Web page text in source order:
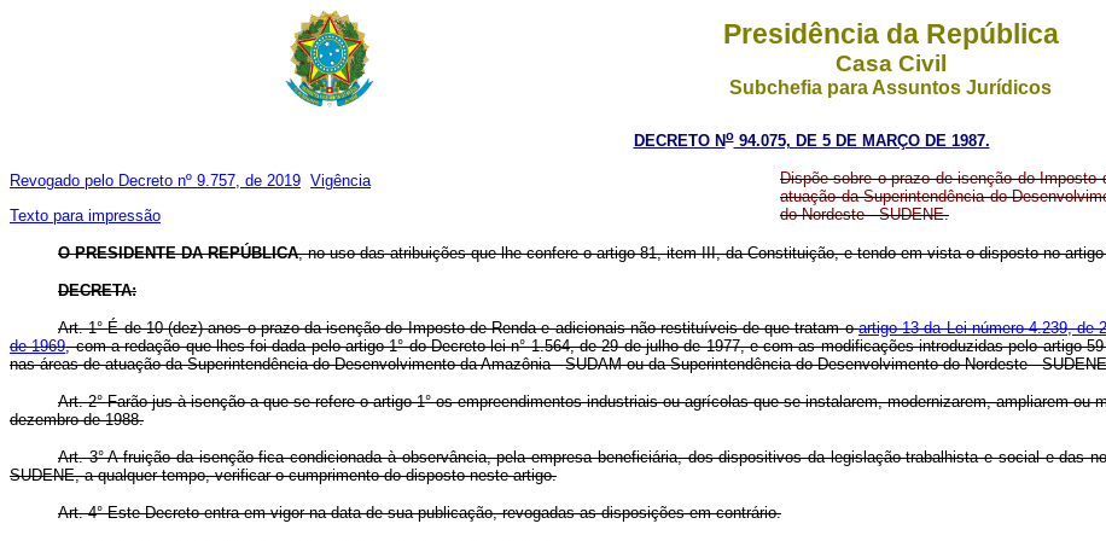
Presidência da República
Casa Civil
Subchefia para Assuntos Jurídicos
DECRETO No94.075, DE 5 DE MARÇO DE 1987.
Revogado pelo Decreto nº 9.757, de 2019 Vigência
Texto para impressão
Dispõe sobre o prazo de isenção do
atuação da Superintendência do
do Nordeste - SUDENE.
O PRESIDENTE DA REPÚBLICA, no uso das atribuições que lhe confere o artigo 81, item III, da Constituição, e tendo em vista o disposto no
DECRETA:
Art. 1° É de 10 (dez) anos o prazo da isenção do Imposto de Renda e adicionais não-restituíveis de que tratam oartigo 13 da Lei número 4.239, de
de 1969, com a redação que lhes foi dada pelo artigo 1° do Decreto-lei n° 1.564, de 29 de julho de 1977, e com as modificações introduzidas pelo artigo
nas áreas de atuação da Superintendência do Desenvolvimento da Amazônia - SUDAM ou da Superintendência do Desenvolvimento do Nordeste -
Art. 2° Farão jus à isenção a que se refere o artigo 1° os empreendimentos industriais ou agrícolas que se instalarem, modernizarem, ampliarem
dezembro de 1988.
Art. 3° A fruição da isenção fica condicionada à observância, pela empresa beneficiária, dos dispositivos da legislação trabalhista e social e das
SUDENE, a qualquer tempo, verificar o cumprimento do disposto neste artigo.
Art. 4° Este Decreto entra em vigor na data de sua publicação, revogadas as disposições em contrário.